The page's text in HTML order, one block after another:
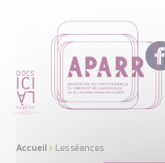
Accueil > Les séances